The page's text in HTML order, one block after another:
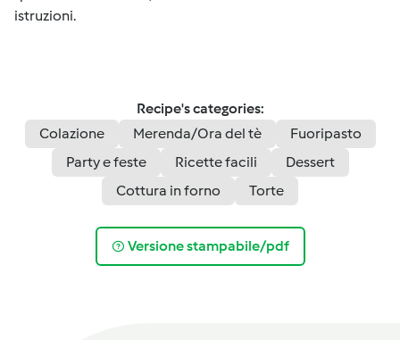
istruzioni.
Recipe's categories:
Colazione
Merenda/Ora del tè
Fuoripasto
Party e feste
Ricette facili
Dessert
Cottura in forno
Torte
Versione stampabile/pdf